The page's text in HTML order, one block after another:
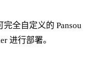
全自定义的 Pansou
进行部署。